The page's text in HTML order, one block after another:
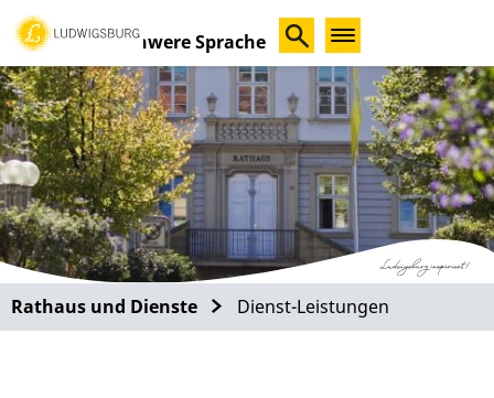
Schwere Sprache
Rathaus und Dienste Dienst-Leistungen